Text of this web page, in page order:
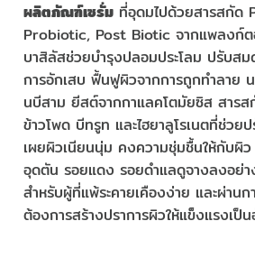
ผลิตภัณฑ์เซรั่ม ที่อุดมไปด้วยสารสกัด
Probiotic, Post Biotic จากแพลงก์ต
บาสิลัสช่วยบำรุงปลอมประโลม ปรับส
การอักเสบ ฟื้นฟูผิวจากการถูกทำลาย
นบีสาม ยีสต์จากกาแลคโตมัยซิส สารส
ข้าวโพด บีทรูท และไฮยาลูโรเนตที่ช่วย
เผยผิวเนียนนุ่ม คงความชุ่มชื้นให้กับผิ
อุดตัน รอยแดง รอยดำแลดูจางลงอย่า
สำหรับผู้ที่แพ้ระคายเคืองง่าย และผ่าน
ต้องการสร้างปราการผิวให้แข็งแรงเป็